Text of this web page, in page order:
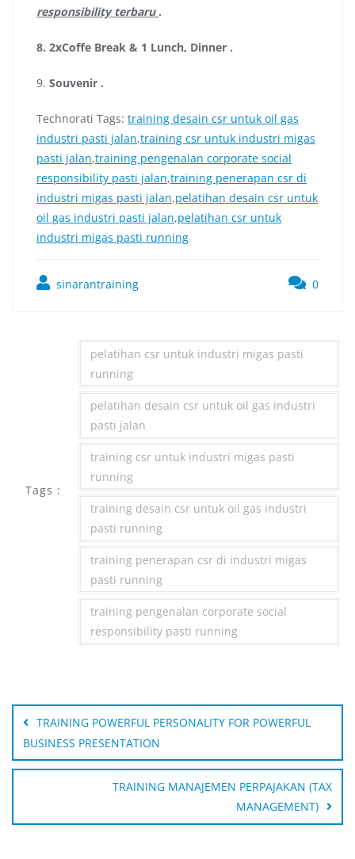
responsibility terbaru .
8. 2xCoffe Break & 1 Lunch, Dinner .
9. Souvenir .
Technorati Tags: training desain csr untuk oil gas
industri pasti jalan,training csr untuk industri migas
pasti jalan,training pengenalan corporate social
responsibility pasti jalan,training penerapan csr di
industri migas pasti jalan,pelatihan desain csr untuk
oil gas industri pasti jalan,pelatihan csr untuk
industri migas pasti running
sinarantraining 0
Tags :
pelatihan csr untuk industri migas pasti
running
pelatihan desain csr untuk oil gas industri
pasti jalan
training csr untuk industri migas pasti
running
training desain csr untuk oil gas industri
pasti running
training penerapan csr di industri migas
pasti running
training pengenalan corporate social
responsibility pasti running
Post
navigation
TRAINING POWERFUL PERSONALITY FOR POWERFUL
BUSINESS PRESENTATION
TRAINING MANAJEMEN PERPAJAKAN (TAX
MANAGEMENT)